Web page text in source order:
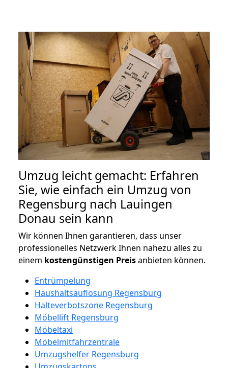
Umzug leicht gemacht: Erfahren
Sie, wie einfach ein Umzug von
Regensburg nach Lauingen
Donau sein kann
Wir können Ihnen garantieren, dass unser
professionelles Netzwerk Ihnen nahezu alles zu
einem kostengünstigen Preisanbieten können.
Entrümpelung
Haushaltsauflösung Regensburg
Halteverbotszone Regensburg
Möbellift Regensburg
Möbeltaxi
Möbelmitfahrzentrale
Umzugshelfer Regensburg